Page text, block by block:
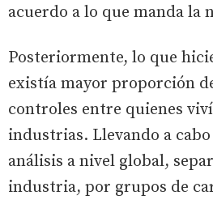
acuerdo a lo que manda la
Posteriormente, lo que
existía mayor proporción
controles entre quienes
industrias. Llevando a
análisis a nivel global,
industria, por grupos de